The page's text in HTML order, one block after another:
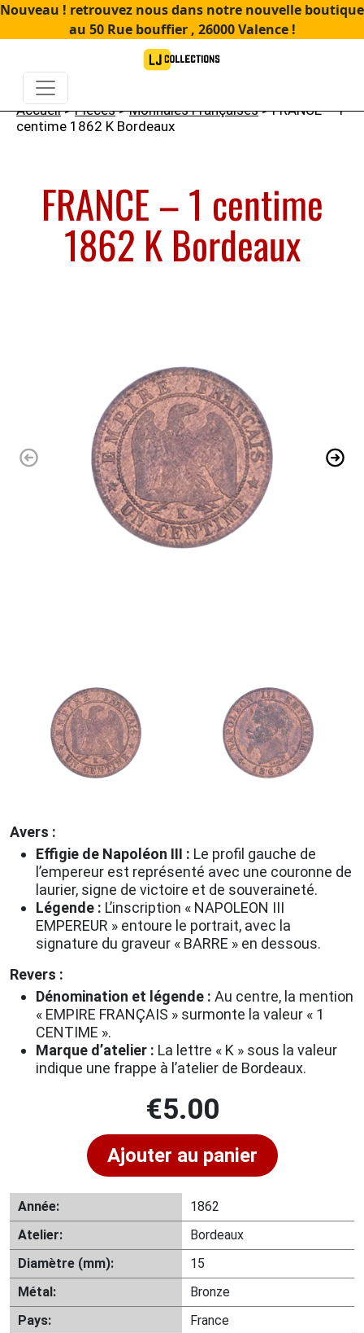
Nouveau ! retrouvez nous dans notre nouvelle boutique
au 50 Rue bouffier , 26000 Valence !
Accueil>Pièces>Monnaies Françaises> FRANCE – 1
centime 1862 K Bordeaux
FRANCE – 1 centime
1862 K Bordeaux
Avers :
Effigie de Napoléon III : Le profil gauche de
l’empereur est représenté avec une couronne de
laurier, signe de victoire et de souveraineté.
Légende : L’inscription « NAPOLEON III
EMPEREUR » entoure le portrait, avec la
signature du graveur « BARRE » en dessous.
Revers :
Dénomination et légende : Au centre, la mention
« EMPIRE FRANÇAIS » surmonte la valeur « 1
CENTIME ».
Marque d’atelier : La lettre « K » sous la valeur
indique une frappe à l’atelier de Bordeaux.
€5.00
Ajouter au panier
Année:
1862
Atelier:
Bordeaux
Diamètre (mm):
15
Métal:
Bronze
Pays:
France